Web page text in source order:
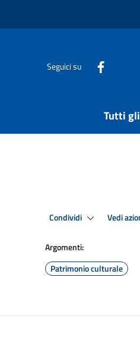
Seguici su
Tutti
Condividi Vedi
Argomenti:
Patrimonio culturale